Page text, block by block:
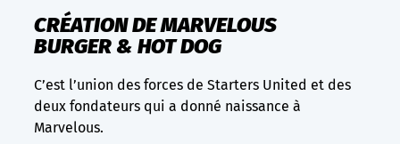
CRÉATION DE MARVELOUS
BURGER & HOT DOG
C’est l’union des forces de Starters United et des
deux fondateurs qui a donné naissance à
Marvelous.